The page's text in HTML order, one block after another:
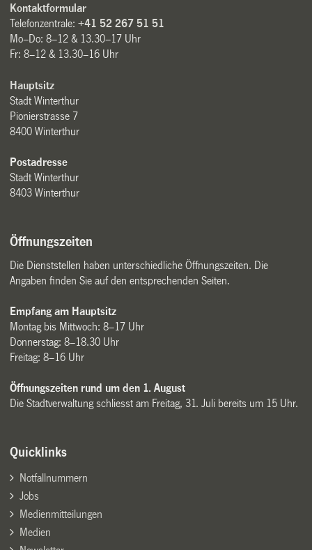
Kontaktformular
Telefonzentrale:+41 52 267 51 51
Mo–Do: 8–12 & 13.30–17 Uhr
Fr: 8–12 & 13.30–16 Uhr
Hauptsitz
Stadt Winterthur
Pionierstrasse 7
8400 Winterthur
Postadresse
Stadt Winterthur
8403 Winterthur
Öffnungszeiten
Die Dienststellen haben unterschiedliche Öffnungszeiten. Die
Angaben finden Sie auf den entsprechenden Seiten.
Empfang am Hauptsitz
Montag bis Mittwoch: 8–17 Uhr
Donnerstag: 8–18.30 Uhr
Freitag: 8–16 Uhr
Öffnungszeiten rund um den 1. August
Die Stadtverwaltung schliesst am Freitag, 31. Juli bereits um 15 Uhr.
Quicklinks
Notfallnummern
Jobs
Medienmitteilungen
Medien